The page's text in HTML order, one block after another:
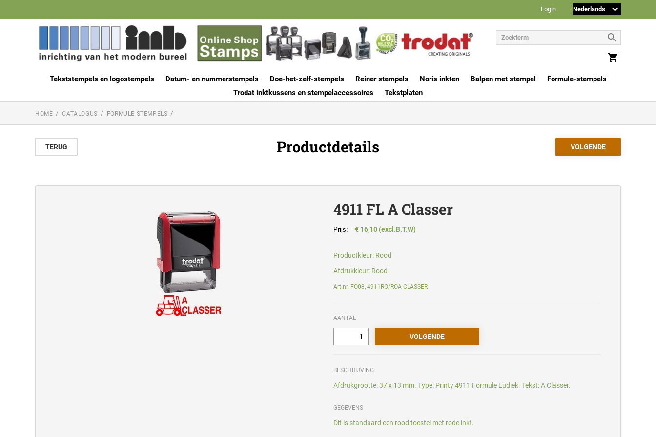
Login
Tekststempels en logostempels Datum- en nummerstempels Doe-het-zelf-stempels Reiner stempels Noris inkten Balpen met stempel
Formule-stempels
Trodat inktkussens en stempelaccessoires
Tekstplaten
HOME CATALOGUS FORMULE-STEMPELS
TERUG Productdetails
4911 FL A Classer
Prijs: € 16,10 (excl.B.T.W)
Productkleur: Rood
Afdrukkleur: Rood
Art.nr. FO08, 4911RO/ROA CLASSER
AANTAL
BESCHRIJVING
Afdrukgrootte: 37 x 13 mm. Type: Printy 4911 Formule Ludiek. Tekst: A Classer.
GEGEVENS
Dit is standaard een rood toestel met rode inkt.